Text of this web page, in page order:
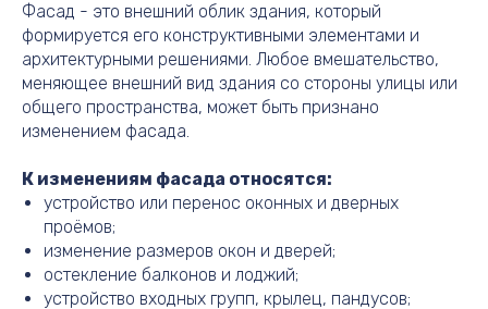
Фасад - это внешний облик здания, который
формируется его конструктивными элементами и
архитектурными решениями. Любое вмешательство,
меняющее внешний вид здания со стороны улицы или
общего пространства, может быть признано
изменением фасада.
К изменениям фасада относятся:
устройство или перенос оконных и дверных
проёмов;
изменение размеров окон и дверей;
остекление балконов и лоджий;
устройство входных групп, крылец, пандусов;